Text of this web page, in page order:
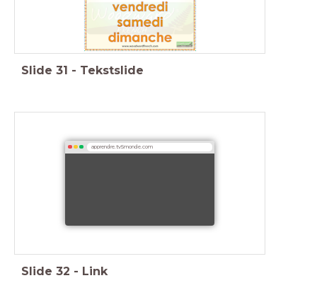
Slide 31 - Tekstslide
apprendre.tv5monde.com
Slide 32 - Link